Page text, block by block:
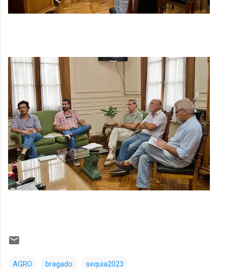
AGRO bragado sequia2023